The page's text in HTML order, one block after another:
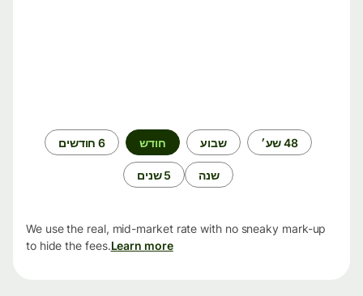
48 שע׳ שבוע חודש 6 חודשים
שנה 5 שנים
We use the real, mid-market rate with no sneaky mark-up
to hide the fees.Learn more